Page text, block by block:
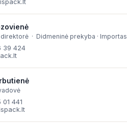
· Didmeninė prekyba · Importas
39 424
441